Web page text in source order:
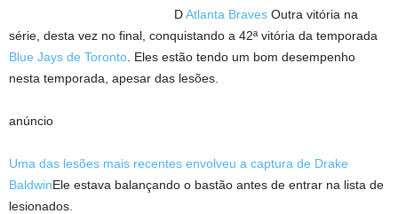
DAtlanta Braves Outra vitória na
série, desta vez no final, conquistando a 42ª vitória da temporada
Blue Jays de Toronto . Eles estão tendo um bom desempenho
nesta temporada, apesar das lesões.
anúncio
Uma das lesões mais recentes envolveu a captura de Drake
BaldwinEle estava balançando o bastão antes de entrar na lista de
lesionados.